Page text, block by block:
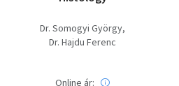
Dr. Somogyi György
Dr. Hajdu Ferenc
Online ár: